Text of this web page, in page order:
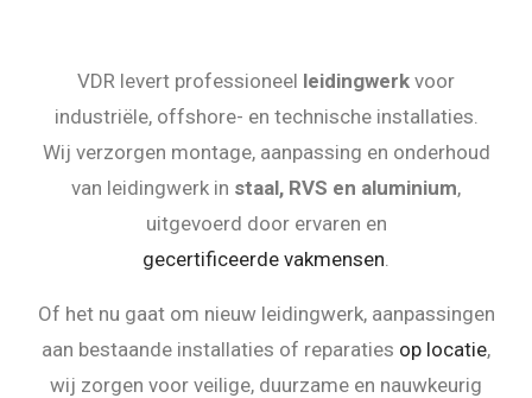
VDR levert professioneel leidingwerk voor
industriële, offshore- en technische installaties.
Wij verzorgen montage, aanpassing en onderhoud
van leidingwerk in staal, RVS en aluminium,
uitgevoerd door ervaren en
gecertificeerde vakmensen.
Of het nu gaat om nieuw leidingwerk, aanpassingen
aan bestaande installaties of reparaties op locatie,
wij zorgen voor veilige, duurzame en nauwkeurig